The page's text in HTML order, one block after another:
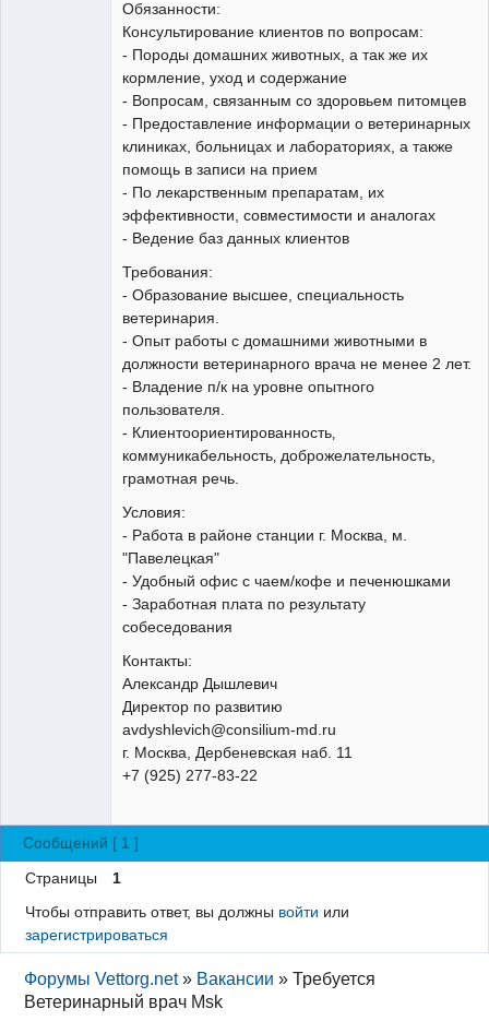
Обязанности:
Консультирование клиентов по вопросам:
- Породы домашних животных, а так же их
кормление, уход и содержание
- Вопросам, связанным со здоровьем питомцев
- Предоставление информации о ветеринарных
клиниках, больницах и лабораториях, а также
помощь в записи на прием
- По лекарственным препаратам, их
эффективности, совместимости и аналогах
- Ведение баз данных клиентов
Требования:
- Образование высшее, специальность
ветеринария.
- Опыт работы с домашними животными в
должности ветеринарного врача не менее 2 лет.
- Владение п/к на уровне опытного
пользователя.
- Клиентоориентированность‚
коммуникабельность‚ доброжелательность,
грамотная речь.
Условия:
- Работа в районе станции г. Москва, м.
"Павелецкая"
- Удобный офис с чаем/кофе и печенюшками
- Заработная плата по результату
собеседования
Контакты:
Александр Дышлевич
Директор по развитию
avdyshlevich@consilium-md.ru
г. Москва, Дербеневская наб. 11
+7 (925) 277-83-22
Сообщений [ 1 ]
Страницы
1
Чтобы отправить ответ, вы должны войти или
зарегистрироваться
Форумы Vettorg.net » Вакансии »Требуется
Ветеринарный врач Msk